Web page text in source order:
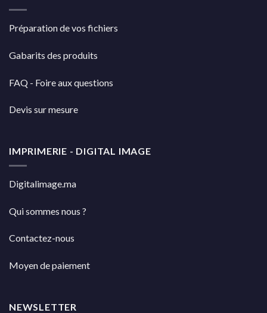
Préparation de vos fichiers
Gabarits des produits
FAQ - Foire aux questions
Devis sur mesure
IMPRIMERIE - DIGITAL IMAGE
Digitalimage.ma
Qui sommes nous ?
Contactez-nous
Moyen de paiement
NEWSLETTER